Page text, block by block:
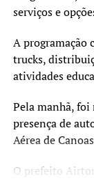
compartilham
O Curta Fecic é
de Cultura e
é da Prosa
apoio
CurtaENEM.
serviços e
A programação
trucks,
atividades
Pela manhã, foi
presença de
Aérea de
O prefeito